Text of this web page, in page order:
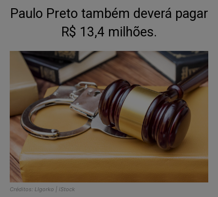
Paulo Preto também deverá pagar
R$ 13,4 milhões.
Créditos: LIgorko | iStock